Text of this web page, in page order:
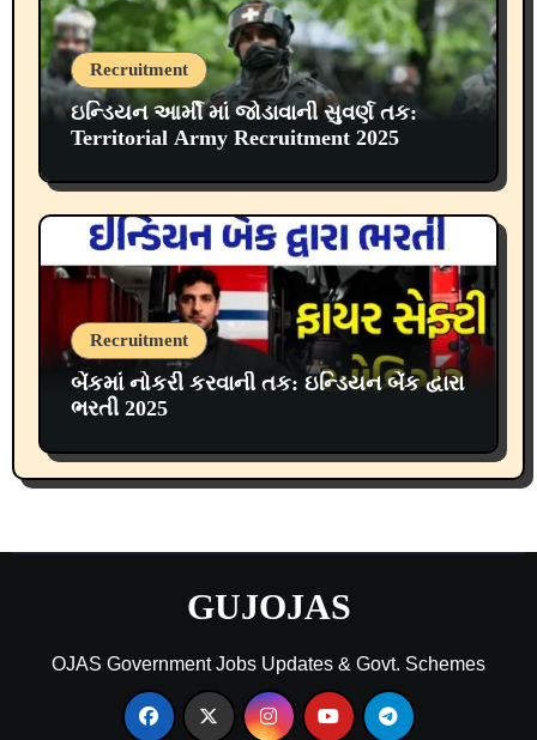
Recruitment
ઇન્ડિયન આર્મી માં જોડાવાની સુવર્ણ તક:
Territorial Army Recruitment 2025
Recruitment
બેંકમાં નોકરી કરવાની તક: ઇન્ડિયન બેંક દ્વારા
ભરતી 2025
GUJOJAS
OJAS Government Jobs Updates & Govt. Schemes